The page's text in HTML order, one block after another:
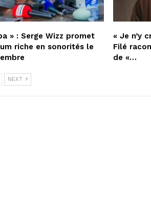
» : Serge Wizz promet
riche en sonorités le
« Je n’y
Filé
de «…
NEXT